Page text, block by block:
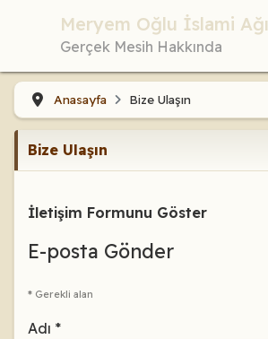
Meryem Oğlu İslami Ağı
Gerçek Mesih Hakkında
Anasayfa Bize Ulaşın
Bize Ulaşın
İletişim Formunu Göster
E-posta Gönder
* Gerekli alan
Adı *